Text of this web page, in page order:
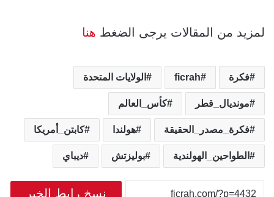
لمزيد من المقالات يرجى الضغط هنا
فكرة ficrah الولايات المتحدة
مونديال_قطر كأس_العالم
فكرة_مصدر_الحقيقة هولندا كابتن_أمريكا
الطواحين_الهولندية بوليزتش ديباي
نسخ رابط الخبر